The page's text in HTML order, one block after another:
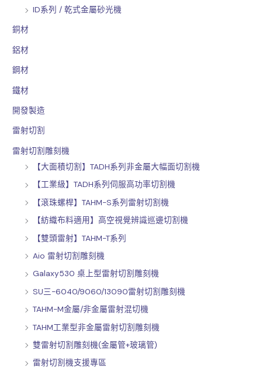
ID系列 / 乾式金屬砂光機
銅材
鋁材
鋼材
鐵材
開發製造
雷射切割
雷射切割雕刻機
【大面積切割】TADH系列非金屬大幅面切割機
【工業級】TADH系列伺服高功率切割機
【滾珠螺桿】TAHM-S系列雷射切割機
【紡織布料適用】高空視覺辨識巡邊切割機
【雙頭雷射】TAHM-T系列
Aio 雷射切割雕刻機
Galaxy530 桌上型雷射切割雕刻機
SU三-6040/9060/13090雷射切割雕刻機
TAHM-M金屬/非金屬雷射混切機
TAHM工業型非金屬雷射切割雕刻機
雙雷射切割雕刻機(金屬管+玻璃管)
雷射切割機支援專區